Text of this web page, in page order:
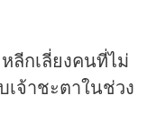
ลีกเลี่ยงคนที่ไม่
เจ้าชะตาในช่วง